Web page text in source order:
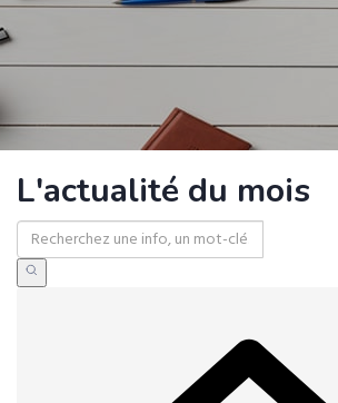
L'actualité du mois